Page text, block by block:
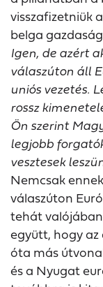
visszafizetniük
belga
Igen, de azért
válaszúton áll
uniós vezetés.
rossz
Ön szerint
legjobb
vesztesek
Nemcsak
válaszúton
tehát
együtt, hogy
óta más
és a Nyugat